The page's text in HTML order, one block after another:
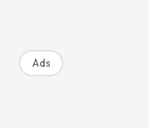
Ads